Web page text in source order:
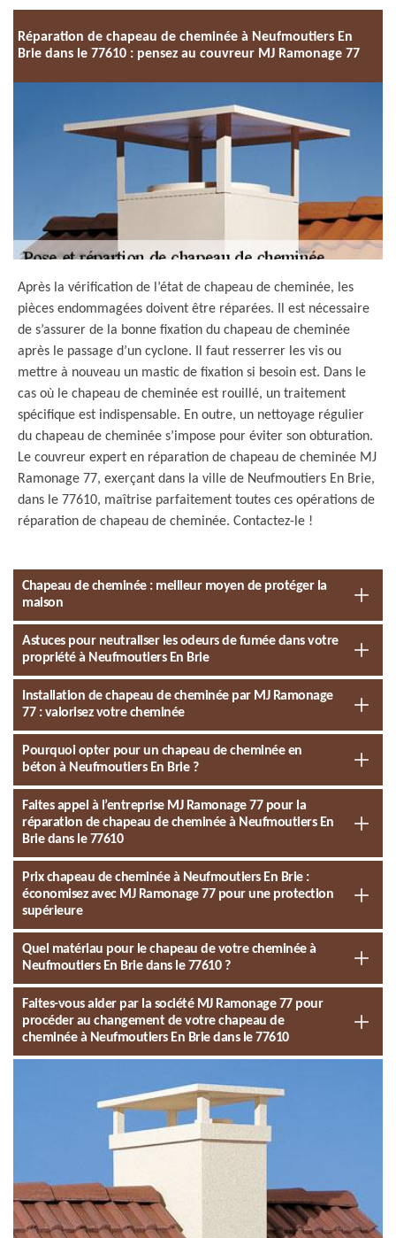
Réparation de chapeau de cheminée à Neufmoutiers En
Brie dans le 77610 : pensez au couvreur MJ Ramonage 77
Après la vérification de l’état de chapeau de cheminée, les
pièces endommagées doivent être réparées. Il est nécessaire
de s’assurer de la bonne fixation du chapeau de cheminée
après le passage d’un cyclone. Il faut resserrer les vis ou
mettre à nouveau un mastic de fixation si besoin est. Dans le
cas où le chapeau de cheminée est rouillé, un traitement
spécifique est indispensable. En outre, un nettoyage régulier
du chapeau de cheminée s’impose pour éviter son obturation.
Le couvreur expert en réparation de chapeau de cheminée MJ
Ramonage 77, exerçant dans la ville de Neufmoutiers En Brie,
dans le 77610, maîtrise parfaitement toutes ces opérations de
réparation de chapeau de cheminée. Contactez-le !
Chapeau de cheminée : meilleur moyen de protéger la
maison
Astuces pour neutraliser les odeurs de fumée dans votre
propriété à Neufmoutiers En Brie
Installation de chapeau de cheminée par MJ Ramonage
77 : valorisez votre cheminée
Pourquoi opter pour un chapeau de cheminée en
béton à Neufmoutiers En Brie ?
Faites appel à l’entreprise MJ Ramonage 77 pour la
réparation de chapeau de cheminée à Neufmoutiers En
Brie dans le 77610
Prix chapeau de cheminée à Neufmoutiers En Brie :
économisez avec MJ Ramonage 77 pour une protection
supérieure
Quel matériau pour le chapeau de votre cheminée à
Neufmoutiers En Brie dans le 77610 ?
Faites-vous aider par la société MJ Ramonage 77 pour
procéder au changement de votre chapeau de
cheminée à Neufmoutiers En Brie dans le 77610